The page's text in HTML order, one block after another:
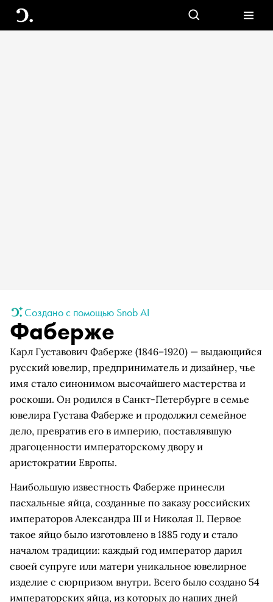
Создано с помощью Snob AI
Фаберже
Карл Густавович Фаберже (1846–1920) — выдающийся
русский ювелир, предприниматель и дизайнер, чье
имя стало синонимом высочайшего мастерства и
роскоши. Он родился в Санкт-Петербурге в семье
ювелира Густава Фаберже и продолжил семейное
дело, превратив его в империю, поставлявшую
драгоценности императорскому двору и
аристократии Европы.
Наибольшую известность Фаберже принесли
пасхальные яйца, созданные по заказу российских
императоров Александра III и Николая II. Первое
такое яйцо было изготовлено в 1885 году и стало
началом традиции: каждый год император дарил
своей супруге или матери уникальное ювелирное
изделие с сюрпризом внутри. Всего было создано 54
императорских яйца, из которых до наших дней